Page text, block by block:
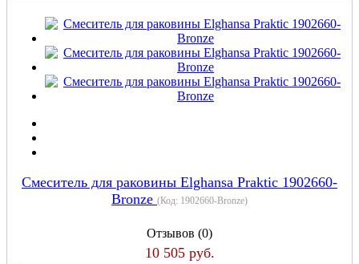
Смеситель для раковины Elghansa Praktic 1902660-
Bronze (Код: 1902660-Bronze)
Отзывов (0)
10 505 руб.